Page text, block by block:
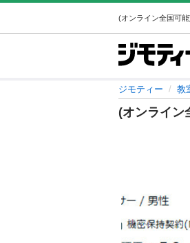
ジモティー 教
(オンライン